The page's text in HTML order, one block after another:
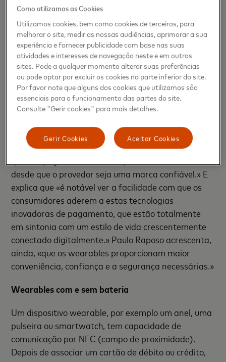
70%.
Esta forte aceitação e adoção propicia,
naturalmente, a adesão aos pagamentos com
wearables, tendo em consideração que os mesmos
podem ser utilizados em todos os terminais que
aceitem a tecnologia Contactless.
Paulo Raposo, Director Geral da Mastercard em
pagamento estão a ser adotados rapidamente um
pouco por todo o mundo porque os consumidores
desde que o provedor seja uma marca confiável.» E
explica que «é notável ver a facilidade com que os
consumidores aderem a estas tecnologias
inovadoras de pagamento, que estão totalmente
em sintonia com um estilo de vida crescentemente
conectado digitalmente.» Paulo Raposo acrescenta,
ainda, «que os wearables proporcionam maior
conveniência, confiança e a segurança necessárias.»
Wearables com e sem bateria
Um dispositivo wearable, por exemplo um anel, uma
pulseira ou smartwatch, tem capacidade de
comunicação por NFC (campo de proximidade).
Depois de associar um cartão de débito ou crédito,
Como utilizamos as Cookies
Utilizamos cookies, bem como cookies de terceiros, para
melhorar o site, medir as nossas audiências, aprimorar a sua
experiência e fornecer publicidade com base nas suas
atividades e interesses de navegação neste e em outros
sites. Pode a qualquer momento alterar suas preferências
ou pode optar por excluir os cookies na parte inferior do site.
Por favor note que alguns dos cookies que utilizamos são
essenciais para o funcionamento das partes do site.
Consulte "Gerir cookies" para mais detalhes.
Aceitar Cookies
Gerir Cookies